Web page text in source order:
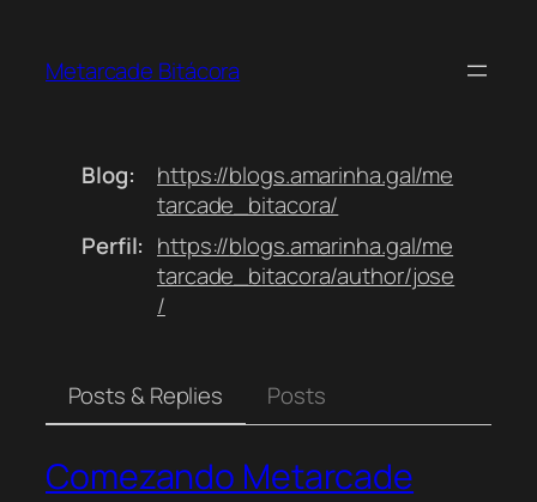
contido
Metarcade Bitácora
Blog https://blogs.amarinha.gal/me
tarcade_bitacora/
Perfil
https://blogs.amarinha.gal/me
tarcade_bitacora/author/jose
/
Posts & Replies Posts
Comezando Metarcade